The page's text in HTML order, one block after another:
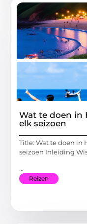
Wat te doen in
elk seizoen
Title: Wat te doen in
seizoen Inleiding
...
Reizen